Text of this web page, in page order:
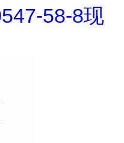
58-8现